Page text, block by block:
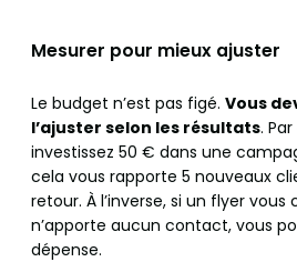
Mesurer pour mieux ajuster
Le budget n’est pas figé. Vous
l’ajuster selon les résultats.
investissez 50 € dans une
cela vous rapporte 5 nouveaux
retour. À l’inverse, si un flyer
n’apporte aucun contact, vous
dépense.